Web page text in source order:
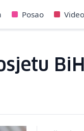
Posao Video